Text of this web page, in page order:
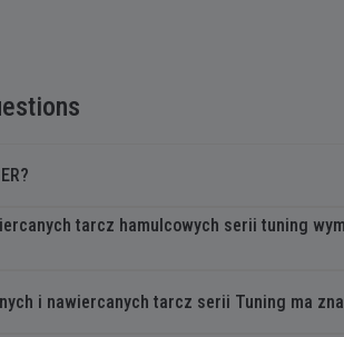
tarcz hamulcowych serii tuning
i nawiercanych tarcz serii Tuning ma